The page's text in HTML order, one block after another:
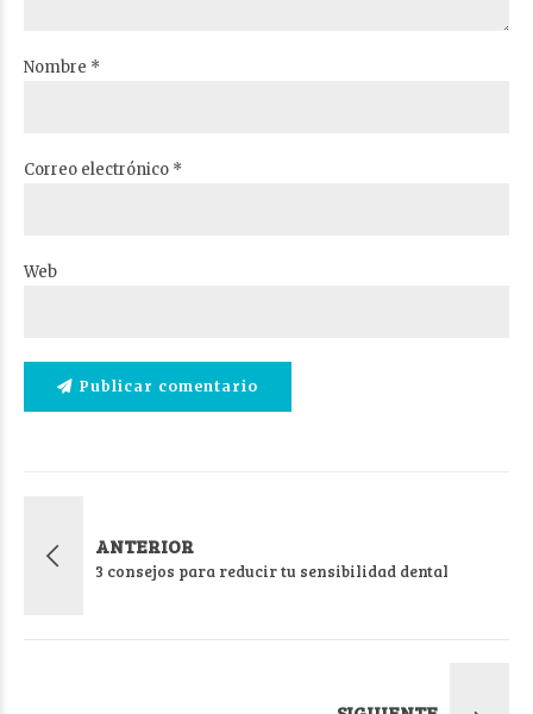
Nombre *
Correo electrónico *
Web
Publicar comentario
ANTERIOR
3 consejos para reducir tu sensibilidad dental